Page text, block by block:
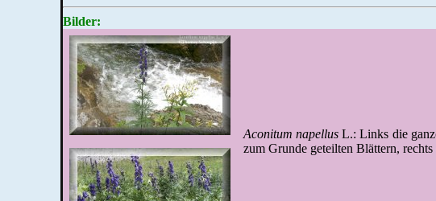
Bilder:
Aconitum napellusL.: Links die
zum Grunde geteilten Blättern,